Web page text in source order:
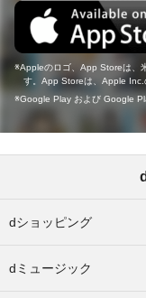
Appleのロゴ、App Storeは、
す。App Storeは、Apple Inc.
Google Play および Google
dショッピング
dミュージック